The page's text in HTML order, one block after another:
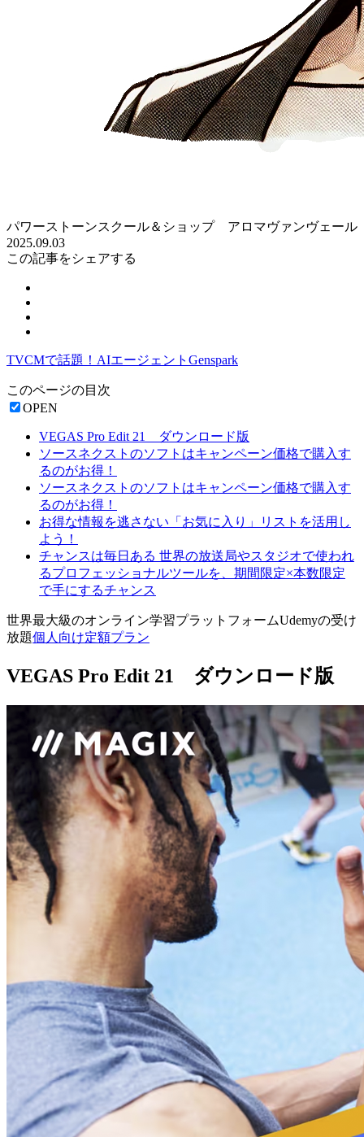
パワーストーンスクール＆ショップ アロマヴァンヴェール
2025.09.03
この記事をシェアする
TVCMで話題！AIエージェントGenspark
このページの目次
OPEN
VEGAS Pro Edit 21 ダウンロード版
ソースネクストのソフトはキャンペーン価格で購入す
るのがお得！
ソースネクストのソフトはキャンペーン価格で購入す
るのがお得！
お得な情報を逃さない「お気に入り」リストを活用し
よう！
チャンスは毎日ある 世界の放送局やスタジオで使われ
るプロフェッショナルツールを、期間限定×本数限定
で手にするチャンス
世界最大級のオンライン学習プラットフォームUdemyの受け
放題個人向け定額プラン
VEGAS Pro Edit 21 ダウンロード版